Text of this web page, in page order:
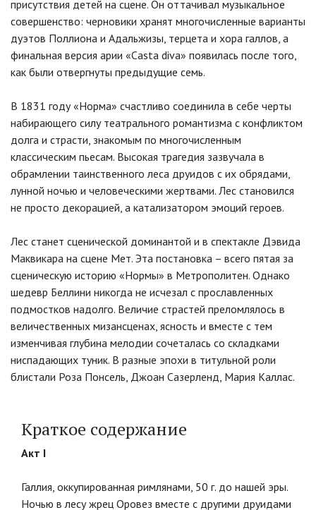
присутствия детей на сцене. Он оттачивал музыкальное
совершенство: черновики хранят многочисленные варианты
дуэтов Поллиона и Адальжизы, терцета и хора галлов, а
финальная версия арии «Casta diva» появилась после того,
как были отвергнуты предыдущие семь.
В 1831 году «Норма» счастливо соединила в себе черты
набирающего силу театрального романтизма с конфликтом
долга и страсти, знакомым по многочисленным
классическим пьесам. Высокая трагедия зазвучала в
обрамлении таинственного леса друидов с их обрядами,
лунной ночью и человеческими жертвами. Лес становился
не просто декорацией, а катализатором эмоций героев.
Лес станет сценической доминантой и в спектакле Дэвида
Маквикара на сцене Мет. Эта постановка – всего пятая за
сценическую историю «Нормы» в Метрополитен. Однако
шедевр Беллини никогда не исчезал с прославленных
подмостков надолго. Величие страстей преломлялось в
величественных мизансценах, ясность и вместе с тем
изменчивая глубина мелодии сочеталась со складками
ниспадающих туник. В разные эпохи в титульной роли
блистали Роза Понсель, Джоан Сазерленд, Мария Каллас.
Краткое содержание
Акт I
Галлия, оккупированная римлянами, 50 г. до нашей эры.
Ночью в лесу жрец Оровез вместе с другими друидами